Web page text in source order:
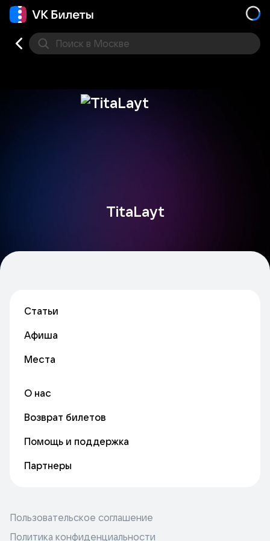
Поиск в Москве
TitaLayt
Статьи
Афиша
Места
О нас
Возврат билетов
Помощь и поддержка
Партнеры
Пользовательское соглашение
Политика конфиденциальности